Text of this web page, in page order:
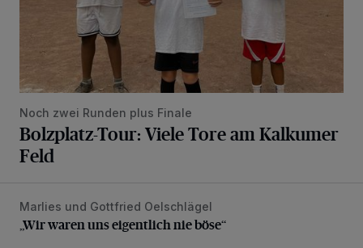
Noch zwei Runden plus Finale
Bolzplatz-Tour: Viele Tore am Kalkumer
Feld
„Wir waren uns eigentlich nie böse“
Marlies und Gottfried Oelschlägel
„Wir waren uns eigentlich nie böse“